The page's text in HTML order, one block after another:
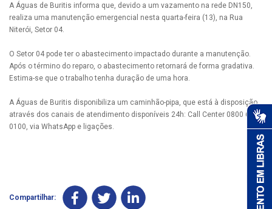
A Águas de Buritis informa que, devido a um vazamento na rede DN150,
realiza uma manutenção emergencial nesta quarta-feira (13), na Rua
Niterói, Setor 04.
O Setor 04 pode ter o abastecimento impactado durante a manutenção.
Após o término do reparo, o abastecimento retornará de forma gradativa.
Estima-se que o trabalho tenha duração de uma hora.
A Águas de Buritis disponibiliza um caminhão-pipa, que está à disposição
através dos canais de atendimento disponíveis 24h: Call Center 0800 690
0100, via WhatsApp e ligações.
Compartilhar: